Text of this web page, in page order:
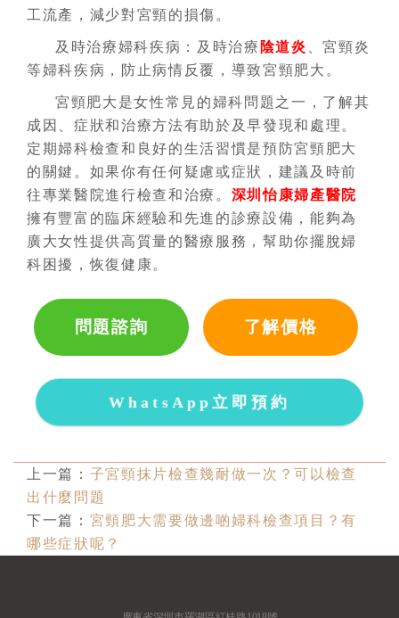
工流產，減少對宮頸的損傷。
及時治療婦科疾病： 及時治療 陰道炎
、宮頸炎
等婦科疾病，防止病情反覆，導致宮頸肥大。
宮頸肥大是女性常見的婦科問題之一，了解其
成因、症狀和治療方法有助於及早發現和處理。
定期婦科檢查和良好的生活習慣是預防宮頸肥大
的關鍵。如果你有任何疑慮或症狀，建議及時前
往專業醫院進行檢查和治療。 深圳怡康婦產醫院
擁有豐富的臨床經驗和先進的診療設備，能夠為
廣大女性提供高質量的醫療服務，幫助你擺脫婦
科困擾，恢復健康。
問題諮詢 了解價格
WhatsApp立即預約
上一篇： 子宮頸抹片檢查幾耐做一次？可以檢查
出什麼問題
下一篇： 宮頸肥大需要做邊啲婦科檢查項目？有
哪些症狀呢？